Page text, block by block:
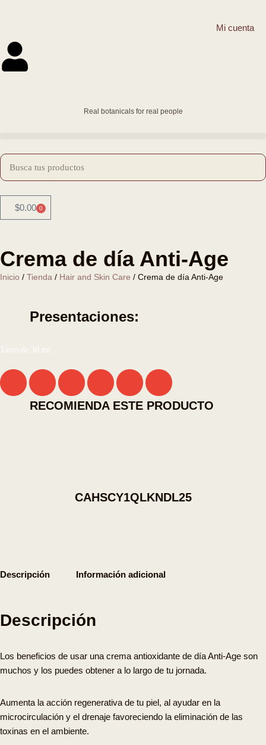
al
contenido
Mi cuenta
Real botanicals for real people
$0.00 0
Crema de día Anti-Age
Inicio / Tienda / Hair and Skin Care / Crema de día Anti-Age
Presentaciones:
Tarro de 30 ml.
RECOMIENDA ESTE PRODUCTO
CAHSCY1QLKNDL25
Descripción Información adicional
Descripción
Los beneficios de usar una crema antioxidante de día Anti-Age son
muchos y los puedes obtener a lo largo de tu jornada.
Aumenta la acción regenerativa de tu piel, al ayudar en la
microcirculación y el drenaje favoreciendo la eliminación de las
toxinas en el ambiente.